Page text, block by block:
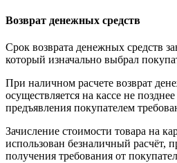
Возврат денежных средств
Срок возврата денежных средств
который изначально выбрал
При наличном расчете возврат
осуществляется на кассе не
предъявления покупателем
Зачисление стоимости товара на
использован безналичный расчёт,
получения требования от